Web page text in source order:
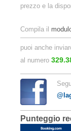
prezzo e la
Compila il
puoi anche
al numero
Punteggio